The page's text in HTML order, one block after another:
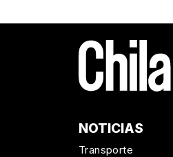
NOTICIAS
Transporte